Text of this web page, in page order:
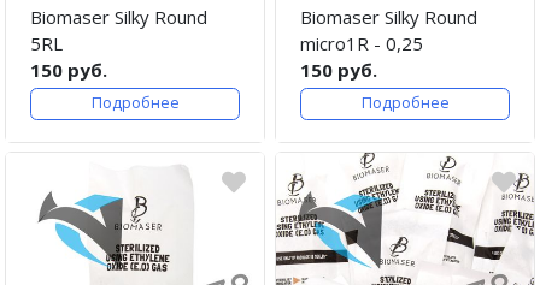
Biomaser Silky Round
5RL
150 руб.
Подробнее
Biomaser Silky Round
micro1R - 0,25
150 руб.
Подробнее